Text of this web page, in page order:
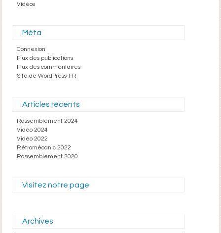
Vidéos
Méta
Connexion
Flux des publications
Flux des commentaires
Site de WordPress-FR
Articles récents
Rassemblement 2024
Vidéo 2024
Vidéo 2022
Rétromécanic 2022
Rassemblement 2020
Visitez notre page
Archives